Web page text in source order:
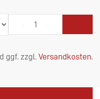
ggf. zzgl. Versandkosten.